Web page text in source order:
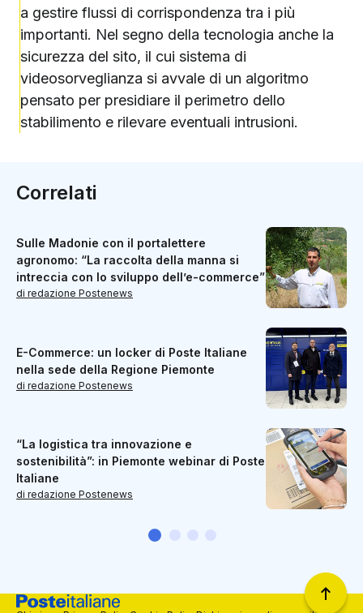
a gestire flussi di corrispondenza tra i più
importanti. Nel segno della tecnologia anche la
sicurezza del sito, il cui sistema di
videosorveglianza si avvale di un algoritmo
pensato per presidiare il perimetro dello
stabilimento e rilevare eventuali intrusioni.
Correlati
Sulle Madonie con il portalettere
agronomo: “La raccolta della manna si
intreccia con lo sviluppo dell’e-commerce”
di redazione Postenews
E-Commerce: un locker di Poste Italiane
nella sede della Regione Piemonte
di redazione Postenews
“La logistica tra innovazione e
sostenibilità”: in Piemonte webinar di Poste
Italiane
di redazione Postenews